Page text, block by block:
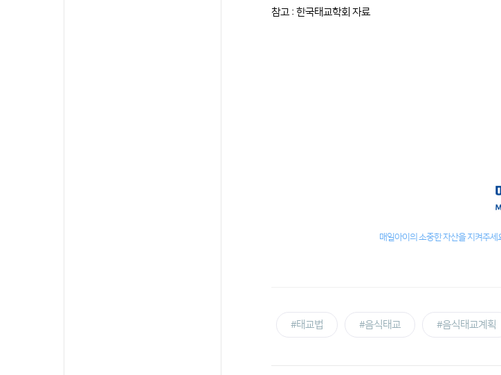
참고 : 한국태교학회 자료
매일아이의 소중한 자산을 지켜주세
#태교법 #음식태교 #음식태교계획